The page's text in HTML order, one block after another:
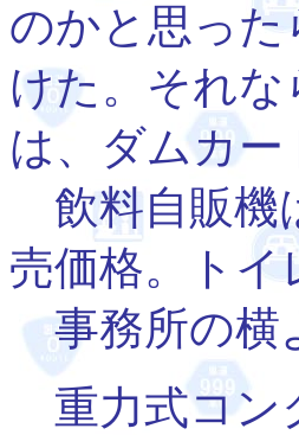
のかと思っ
けた。それ
は、ダムカ
飲料自販機
売価格。トイ
事務所の横
重力式コン